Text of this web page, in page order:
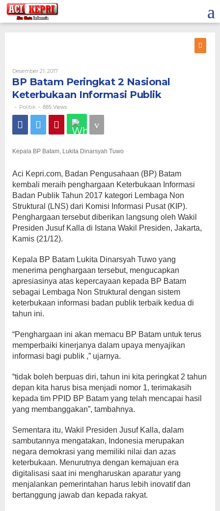
Lewati
ke
konten
Desember 21, 2017Oleh
BP Batam Peringkat 2 Nasional
Keterbukaan Informasi Publik
- Politik - 885 Views
Kepala BP Batam, Lukita Dinarsyah Tuwo
Aci Kepri.com, Badan Pengusahaan (BP) Batam
kembali meraih penghargaan Keterbukaan Informasi
Badan Publik Tahun 2017 kategori Lembaga Non
Struktural (LNS) dari Komisi Informasi Pusat (KIP).
Penghargaan tersebut diberikan langsung oleh Wakil
Presiden Jusuf Kalla di Istana Wakil Presiden, Jakarta,
Kamis (21/12).
Kepala BP Batam Lukita Dinarsyah Tuwo yang
menerima penghargaan tersebut, mengucapkan
apresiasinya atas kepercayaan kepada BP Batam
sebagai Lembaga Non Struktural dengan sistem
keterbukaan informasi badan publik terbaik kedua di
tahun ini.
“Penghargaan ini akan memacu BP Batam untuk terus
memperbaiki kinerjanya dalam upaya menyajikan
informasi bagi publik ,” ujarnya.
“tidak boleh berpuas diri, tahun ini kita peringkat 2 tahun
depan kita harus bisa menjadi nomor 1, terimakasih
kepada tim PPID BP Batam yang telah mencapai hasil
yang membanggakan”, tambahnya.
Sementara itu, Wakil Presiden Jusuf Kalla, dalam
sambutannya mengatakan, Indonesia merupakan
negara demokrasi yang memiliki nilai dan azas
keterbukaan. Menurutnya dengan kemajuan era
digitalisasi saat ini mengharuskan aparatur yang
menjalankan pemerintahan harus lebih inovatif dan
bertanggung jawab dan kepada rakyat.